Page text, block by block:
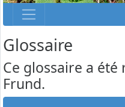
Glossaire
Ce glossaire a
Frund.